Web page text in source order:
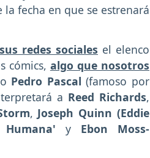
fecha en que se estrenará
redes sociales el elenco
cómics, algo que nosotros
Pedro Pascal(famoso por
a Reed Richards,
, Joseph Quinn (Eddie
y Ebon Moss-